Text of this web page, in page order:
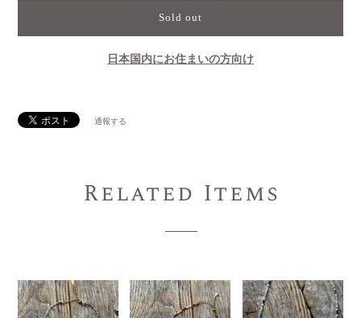
Sold out
日本国内にお住まいの方向け
通報する
Related Items